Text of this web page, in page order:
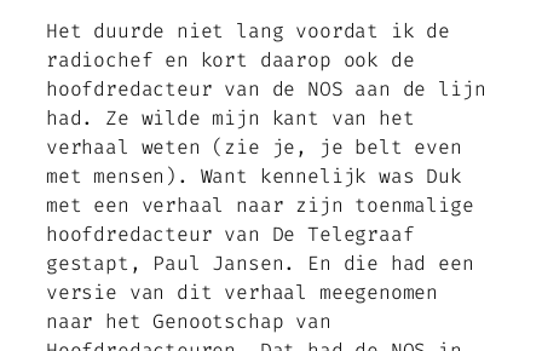
Het duurde niet lang voordat ik de
radiochef en kort daarop ook de
hoofdredacteur van de NOS aan de lijn
had. Ze wilde mijn kant van het
verhaal weten (zie je, je belt even
met mensen). Want kennelijk was Duk
met een verhaal naar zijn toenmalige
hoofdredacteur van De Telegraaf
gestapt, Paul Jansen. En die had een
versie van dit verhaal meegenomen
naar het Genootschap van